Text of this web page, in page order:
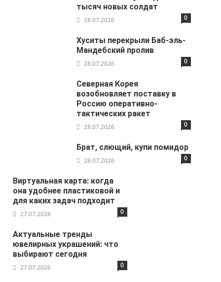
тысяч новых солдат
28.07.2026 0
Хуситы перекрыли Баб-эль-
Мандебский пролив
28.07.2026 0
Северная Корея
возобновляет поставку в
Россию оперативно-
тактических ракет
28.07.2026 0
Брат, слющий, купи помидор
28.07.2026 0
Виртуальная карта: когда
она удобнее пластиковой и
для каких задач подходит
27.07.2026 0
Актуальные тренды
ювелирных украшений: что
выбирают сегодня
27.07.2026 0